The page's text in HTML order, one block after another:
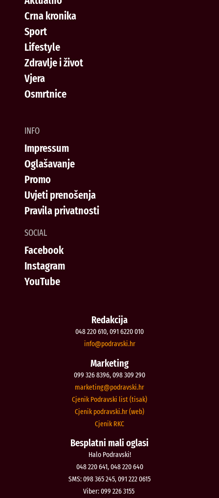
Crna kronika
Sport
Lifestyle
Zdravlje i život
Vjera
Osmrtnice
INFO
Impressum
Oglašavanje
Promo
Uvjeti prenošenja
Pravila privatnosti
SOCIAL
Facebook
Instagram
YouTube
Redakcija
048 220 610, 091 6220 010
rh.iksvardop
@ofni
Marketing
099 326 8396, 098 309 290
rh.iksvardop
@gnitekram
Cjenik Podravski list (tisak)
Cjenik podravski.hr (web)
Cjenik RKC
Besplatni mali oglasi
Halo Podravski!
048 220 641, 048 220 640
SMS: 098 365 245, 091 222 0615
Viber: 099 226 3155